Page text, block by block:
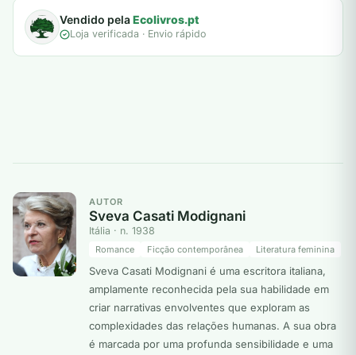
Vendido pelaEcolivros.pt
Loja verificada · Envio rápido
AUTOR
Sveva Casati Modignani
Itália · n. 1938
Romance Ficção contemporânea Literatura feminina
Sveva Casati Modignani é uma escritora italiana,
amplamente reconhecida pela sua habilidade em
criar narrativas envolventes que exploram as
complexidades das relações humanas. A sua obra
é marcada por uma profunda sensibilidade e uma